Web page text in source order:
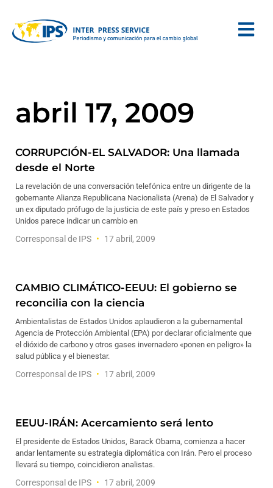
abril 17, 2009
CORRUPCIÓN-EL SALVADOR: Una llamada
desde el Norte
La revelación de una conversación telefónica entre un dirigente de la
gobernante Alianza Republicana Nacionalista (Arena) de El Salvador y
un ex diputado prófugo de la justicia de este país y preso en Estados
Unidos parece indicar un cambio en
Corresponsal de IPS 17 abril, 2009
CAMBIO CLIMÁTICO-EEUU: El gobierno se
reconcilia con la ciencia
Ambientalistas de Estados Unidos aplaudieron a la gubernamental
Agencia de Protección Ambiental (EPA) por declarar oficialmente que
el dióxido de carbono y otros gases invernadero «ponen en peligro» la
salud pública y el bienestar.
Corresponsal de IPS 17 abril, 2009
EEUU-IRÁN: Acercamiento será lento
El presidente de Estados Unidos, Barack Obama, comienza a hacer
andar lentamente su estrategia diplomática con Irán. Pero el proceso
llevará su tiempo, coincidieron analistas.
Corresponsal de IPS 17 abril, 2009